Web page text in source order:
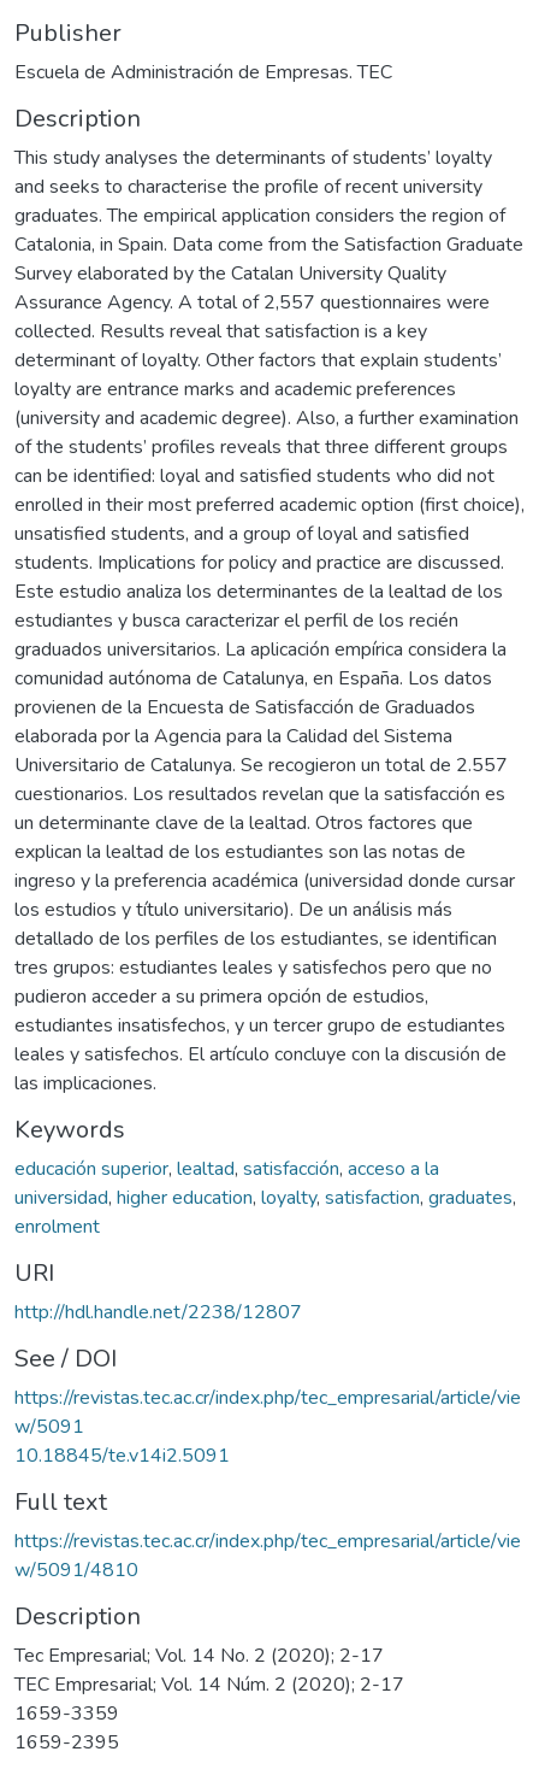
Publisher
Escuela de Administración de Empresas. TEC
Description
This study analyses the determinants of students’ loyalty
and seeks to characterise the profile of recent university
graduates. The empirical application considers the region of
Catalonia, in Spain. Data come from the Satisfaction Graduate
Survey elaborated by the Catalan University Quality
Assurance Agency. A total of 2,557 questionnaires were
collected. Results reveal that satisfaction is a key
determinant of loyalty. Other factors that explain students’
loyalty are entrance marks and academic preferences
(university and academic degree). Also, a further examination
of the students’ profiles reveals that three different groups
can be identified: loyal and satisfied students who did not
enrolled in their most preferred academic option (first choice),
unsatisfied students, and a group of loyal and satisfied
students. Implications for policy and practice are discussed.
Este estudio analiza los determinantes de la lealtad de los
estudiantes y busca caracterizar el perfil de los recién
graduados universitarios. La aplicación empírica considera la
comunidad autónoma de Catalunya, en España. Los datos
provienen de la Encuesta de Satisfacción de Graduados
elaborada por la Agencia para la Calidad del Sistema
Universitario de Catalunya. Se recogieron un total de 2.557
cuestionarios. Los resultados revelan que la satisfacción es
un determinante clave de la lealtad. Otros factores que
explican la lealtad de los estudiantes son las notas de
ingreso y la preferencia académica (universidad donde cursar
los estudios y título universitario). De un análisis más
detallado de los perfiles de los estudiantes, se identifican
tres grupos: estudiantes leales y satisfechos pero que no
pudieron acceder a su primera opción de estudios,
estudiantes insatisfechos, y un tercer grupo de estudiantes
leales y satisfechos. El artículo concluye con la discusión de
las implicaciones.
Keywords
educación superior, lealtad, satisfacción, acceso a la
universidad, higher education, loyalty, satisfaction, graduates,
enrolment
URI
http://hdl.handle.net/2238/12807
See / DOI
https://revistas.tec.ac.cr/index.php/tec_empresarial/article/vie
w/5091
10.18845/te.v14i2.5091
Full text
https://revistas.tec.ac.cr/index.php/tec_empresarial/article/vie
w/5091/4810
Description
Tec Empresarial; Vol. 14 No. 2 (2020); 2-17
TEC Empresarial; Vol. 14 Núm. 2 (2020); 2-17
1659-3359
1659-2395